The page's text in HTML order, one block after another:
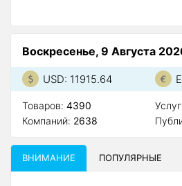
Воскресенье, 9 Августа
USD: 11915.64
Товаров: 4390
Компаний: 2638
ВНИМАНИЕ ПОПУЛЯРНЫЕ